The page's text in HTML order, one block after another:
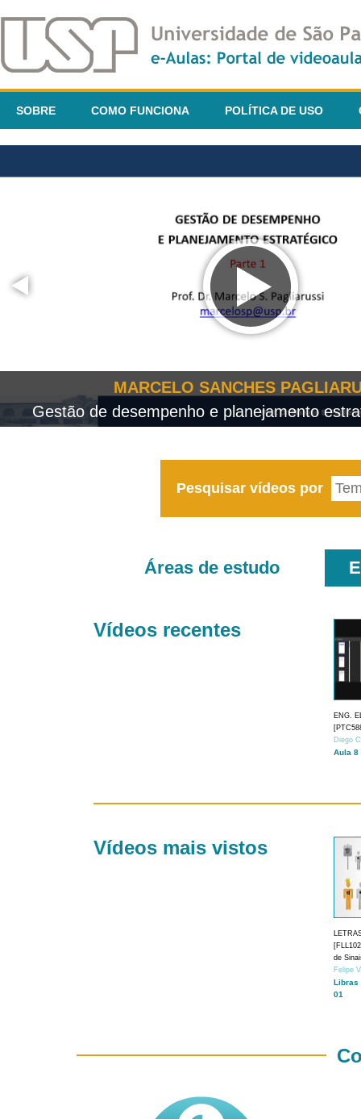
SOBRE COMO FUNCIONA POLÍTICA DE USO
MARCELO SANCHES
Gestão de desempenho e planejamento
Pesquisar vídeos por
Áreas de estudo
Vídeos recentes
ENG.
Diego
Aula 8
Vídeos mais vistos
de
Felipe
Libras
01